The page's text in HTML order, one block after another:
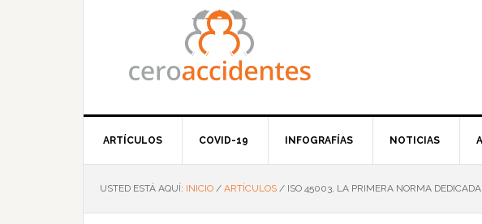
ARTÍCULOS COVID-19 INFOGRAFÍAS NOTICIAS
USTED ESTÁ AQUÍ: INICIO / ARTÍCULOS / ISO 45003, LA PRIMERA NORMA